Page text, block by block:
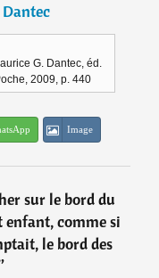
G. Dantec, éd.
2009, p. 440
Image
sur le bord du
comme si
le bord des